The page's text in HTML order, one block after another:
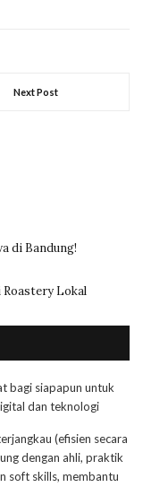
Next Post
di Bandung!
Roastery Lokal
bagi siapapun untuk
dan teknologi
(efisien secara
dengan ahli, praktik
soft skills, membantu